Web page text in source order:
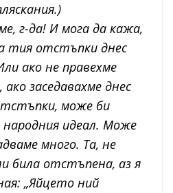
г-да! И мога да кажа,
тия отстъпки днес
ако не правехме
заседавахме днес
може би
идеал. Може
много. Та, не
била отстъпена, аз я
„Яйцето ний